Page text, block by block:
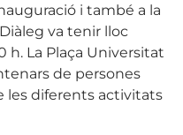
i també a la
va tenir lloc
h. La Plaça Universitat
de persones
les diferents activitats